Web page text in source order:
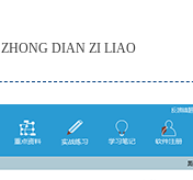
ZHONG DIAN ZI LIAO